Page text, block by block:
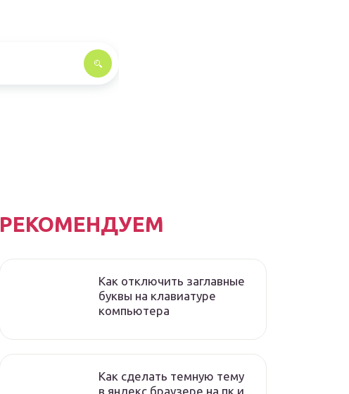
РЕКОМЕНДУЕМ
Как отключить заглавные
буквы на клавиатуре
компьютера
Как сделать темную тему
в яндекс браузере на пк и